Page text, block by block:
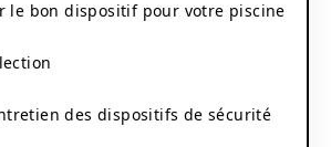
le bon dispositif pour votre piscine
des dispositifs de sécurité